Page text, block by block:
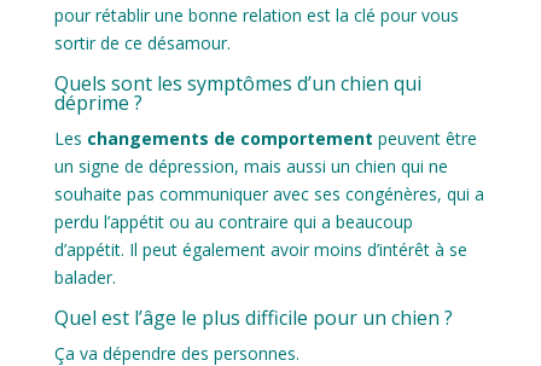
pour rétablir une bonne relation est la clé pour vous
sortir de ce désamour.
Quels sont les symptômes d’un chien qui
déprime ?
Les changements de comportement peuvent être
un signe de dépression, mais aussi un chien qui ne
souhaite pas communiquer avec ses congénères, qui a
perdu l’appétit ou au contraire qui a beaucoup
d’appétit. Il peut également avoir moins d’intérêt à se
balader.
Quel est l’âge le plus difficile pour un chien ?
Ça va dépendre des personnes.